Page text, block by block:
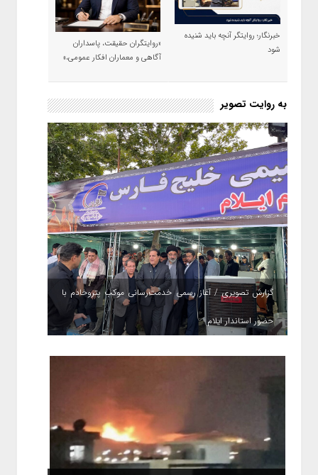
خبرنگار؛ روایتگر آنچه باید شنیده
شود
«روایتگران حقیقت، پاسداران
آگاهی و معماران افکار عمومی،»
به روایت تصویر
گزارش تصویری / آغاز رسمی خدمت‌رسانی موکب پتروخادم با
حضور استاندار ایلام